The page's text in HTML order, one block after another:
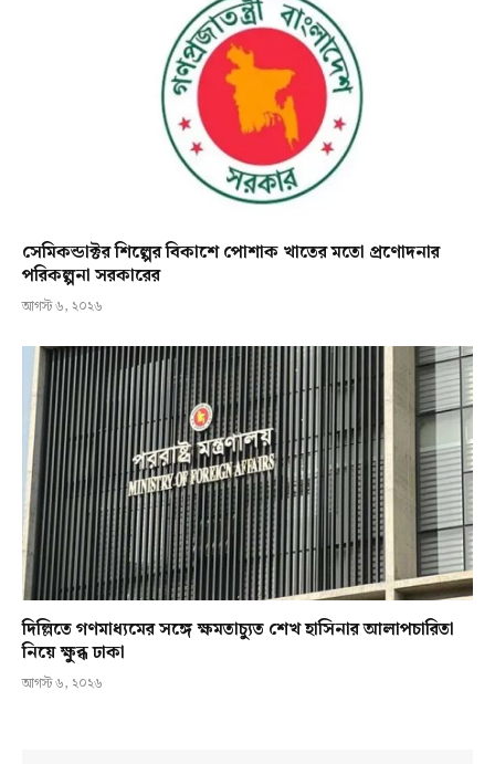
সেমিকন্ডাক্টর শিল্পের বিকাশে পোশাক খাতের মতো প্রণোদনার
পরিকল্পনা সরকারের
আগস্ট ৬, ২০২৬
দিল্লিতে গণমাধ্যমের সঙ্গে ক্ষমতাচ্যুত শেখ হাসিনার আলাপচারিতা
নিয়ে ক্ষুব্ধ ঢাকা
আগস্ট ৬, ২০২৬